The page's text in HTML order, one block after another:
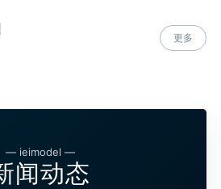
更多
— ieimodel —
闻动态